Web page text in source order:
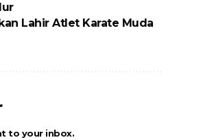
Lahir Atlet Karate Muda
to your inbox.